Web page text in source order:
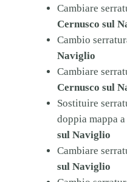
Cambiare
Cernusco sul
Cambio
Naviglio
Cambiare
Cernusco sul
Sostituire
doppia mappa
sul Naviglio
Cambiare
sul Naviglio